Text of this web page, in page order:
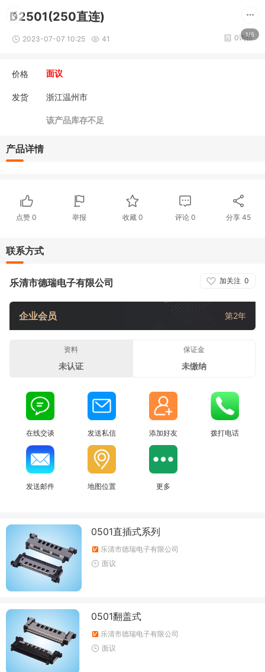
1/5
D2501(250直连)
2023-07-07 10:25 41 0询价
价格 面议
发货 浙江温州市
该产品库存不足
产品详情
点赞0 举报 收藏 0 评论0 分享45
联系方式
加关注 0
乐清市德瑞电子有限公司
企业会员 第2年
资料
未认证
保证金
未缴纳
在线交谈 发送私信 添加好友 拨打电话
发送邮件 地图位置 更多
0501直插式系列
乐清市德瑞电子有限公司
面议
0501翻盖式
乐清市德瑞电子有限公司
面议